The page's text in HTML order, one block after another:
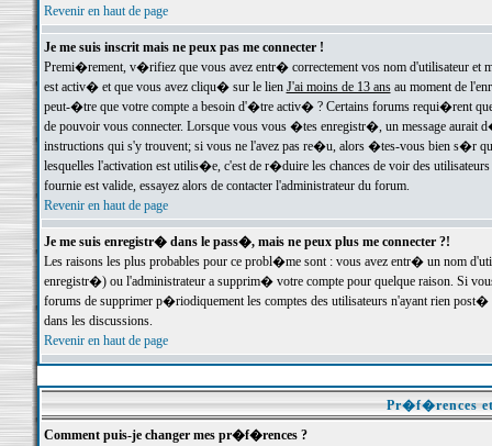
Revenir en haut de page
Je me suis inscrit mais ne peux pas me connecter !
Premi�rement, v�rifiez que vous avez entr� correctement vos nom d'utilisateur
est activ� et que vous avez cliqu� sur le lien J'ai moins de 13 ansau moment de
peut-�tre que votre compte a besoin d'�tre activ� ? Certains forums requi�rent
de pouvoir vous connecter. Lorsque vous vous �tes enregistr�, un message aurait
instructions qui s'y trouvent; si vous ne l'avez pas re�u, alors �tes-vous bien s�r
lesquelles l'activation est utilis�e, c'est de r�duire les chances de voir des
fournie est valide, essayez alors de contacter l'administrateur du forum.
Revenir en haut de page
Je me suis enregistr� dans le pass�, mais ne peux plus me connecter ?!
Les raisons les plus probables pour ce probl�me sont : vous avez entr� un nom
enregistr�) ou l'administrateur a supprim� votre compte pour quelque raison. Si
forums de supprimer p�riodiquement les comptes des utilisateurs n'ayant rien
dans les discussions.
Revenir en haut de page
Pr�f�rences
Comment puis-je changer mes pr�f�rences ?